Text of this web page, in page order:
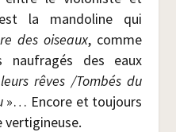
la man­do­line qui
des oiseaux, comme
nau­fra­gés des eaux
leurs rêves /​Tom­bés du
»… Encore et tou­jours
vertigineuse.